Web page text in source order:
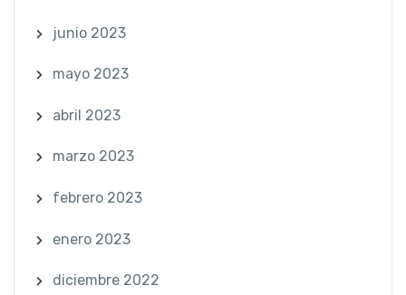
junio 2023
mayo 2023
abril 2023
marzo 2023
febrero 2023
enero 2023
diciembre 2022